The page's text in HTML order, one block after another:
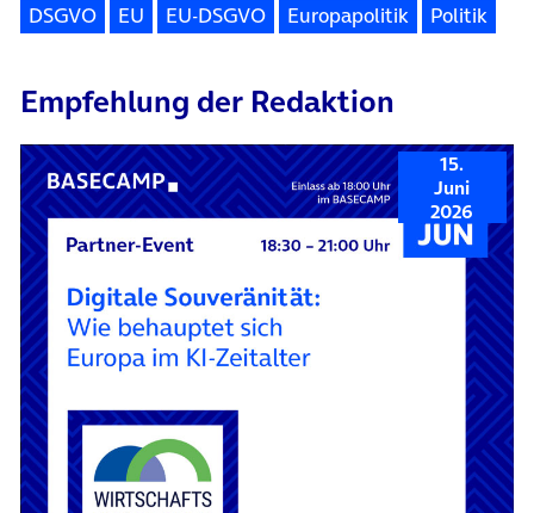
DSGVO
EU EU-DSGVO Europapolitik Politik
Empfehlung der Redaktion
15.
Juni
2026